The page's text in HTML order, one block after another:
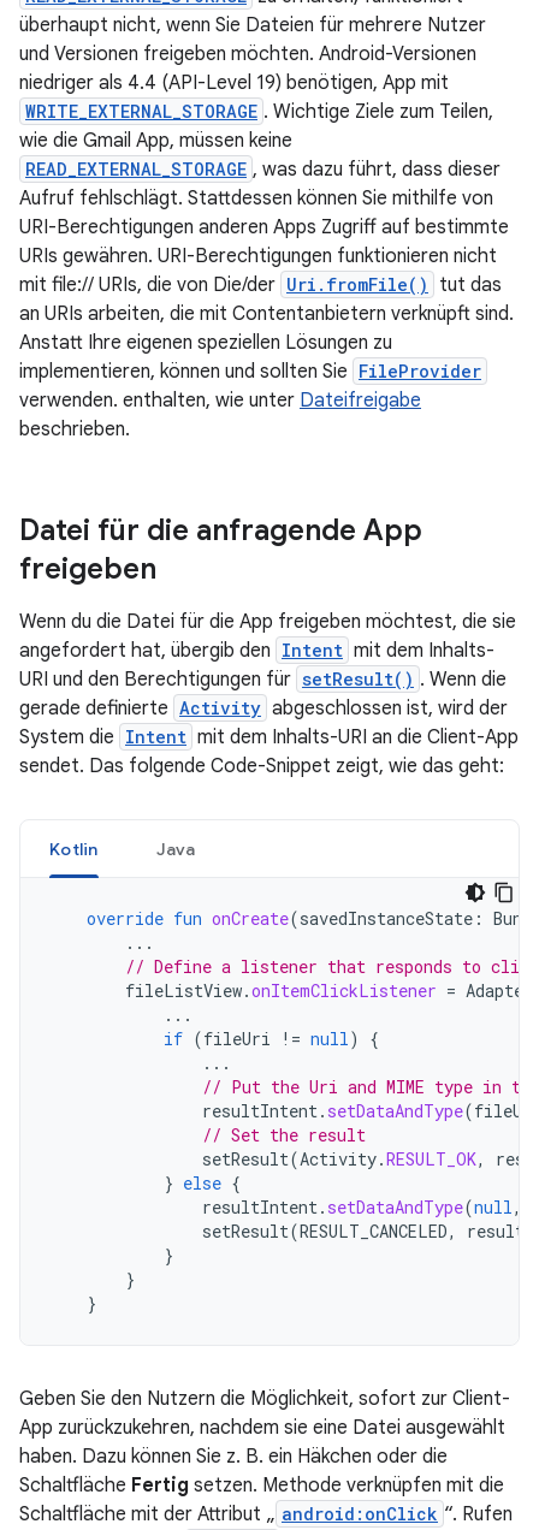
überhaupt nicht, wenn Sie Dateien für mehrere Nutzer
und Versionen freigeben möchten. Android-Versionen
niedriger als 4.4 (API-Level 19) benötigen, App mit
WRITE_EXTERNAL_STORAGE . Wichtige Ziele zum Teilen,
wie die Gmail App, müssen keine
READ_EXTERNAL_STORAGE , was dazu führt, dass dieser
Aufruf fehlschlägt. Stattdessen können Sie mithilfe von
URI-Berechtigungen anderen Apps Zugriff auf bestimmte
URIs gewähren. URI-Berechtigungen funktionieren nicht
mit file:// URIs, die von Die/der Uri.fromFile()
tut das
an URIs arbeiten, die mit Contentanbietern verknüpft sind.
Anstatt Ihre eigenen speziellen Lösungen zu
implementieren, können und sollten Sie FileProvider
verwenden. enthalten, wie unter Dateifreigabe
beschrieben.
Datei für die anfragende App
freigeben
Wenn du die Datei für die App freigeben möchtest, die sie
angefordert hat, übergib den Intent mit dem Inhalts-
URI und den Berechtigungen für setResult() . Wenn die
gerade definierte Activity abgeschlossen ist, wird der
System die Intent mit dem Inhalts-URI an die Client-App
sendet. Das folgende Code-Snippet zeigt, wie das geht:
Kotlin Java
override fun onCreate(savedInstanceState :
...
// Define a listener that responds to
fileListView.onItemClickListener =
...
if (fileUri != null)
{
...
// Put the Uri and MIME type in
resultIntent. setDataAndType(
// Set the result
setResult(Activity.RESULT_OK,
} else {
resultIntent. setDataAndType(null,
setResult(RESULT_CANCELED,
}
}
}
Geben Sie den Nutzern die Möglichkeit, sofort zur Client-
App zurückzukehren, nachdem sie eine Datei ausgewählt
haben. Dazu können Sie z. B. ein Häkchen oder die
Schaltfläche Fertig setzen. Methode verknüpfen mit die
Schaltfläche mit der Attribut „ android:onClick “. Rufen